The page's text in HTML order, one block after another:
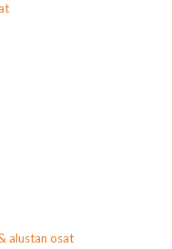
alustan osat